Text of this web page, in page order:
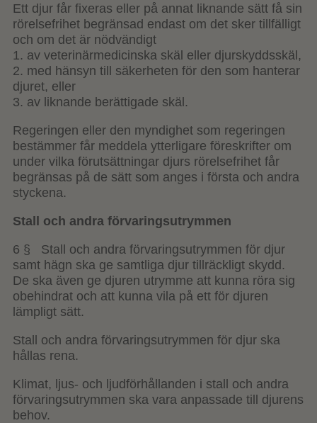
Ett djur får fixeras eller på annat liknande sätt få sin
rörelsefrihet begränsad endast om det sker tillfälligt
och om det är nödvändigt
1. av veterinärmedicinska skäl eller djurskyddsskäl,
2. med hänsyn till säkerheten för den som hanterar
djuret, eller
3. av liknande berättigade skäl.
Regeringen eller den myndighet som regeringen
bestämmer får meddela ytterligare föreskrifter om
under vilka förutsättningar djurs rörelsefrihet får
begränsas på de sätt som anges i första och andra
styckena.
Stall och andra förvaringsutrymmen
6 § Stall och andra förvaringsutrymmen för djur
samt hägn ska ge samtliga djur tillräckligt skydd.
De ska även ge djuren utrymme att kunna röra sig
obehindrat och att kunna vila på ett för djuren
lämpligt sätt.
Stall och andra förvaringsutrymmen för djur ska
hållas rena.
Klimat, ljus- och ljudförhållanden i stall och andra
förvaringsutrymmen ska vara anpassade till djurens
behov.